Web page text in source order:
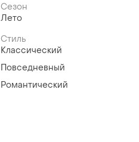
Сезон
Лето
Стиль
Классический
Повседневный
Романтический